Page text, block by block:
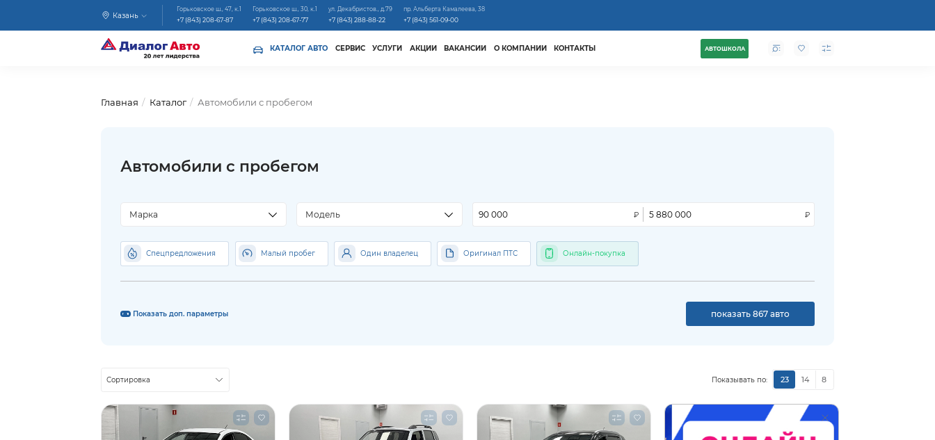
Казань
Горьковское ш., 47, к.1
+7 (843) 208-67-87
Горьковское ш., 30, к.1
+7 (843) 208-67-77
ул. Декабристов., д.79
+7 (843) 288-88-22
пр. Альберта Камалеева, 38
+7 (843) 561-09-00
КАТАЛОГ АВТО СЕРВИС УСЛУГИ АКЦИИ ВАКАНСИИ О КОМПАНИИ КОНТАКТЫ АВТОШКОЛА
Главная Каталог Автомобили с пробегом
Автомобили с пробегом
Марка Модель
Спецпредложения Малый пробег Один владелец Оригинал ПТС Онлайн-покупка
Показать доп. параметры показать 867 авто
Сортировка Показывать по: 23 14 8